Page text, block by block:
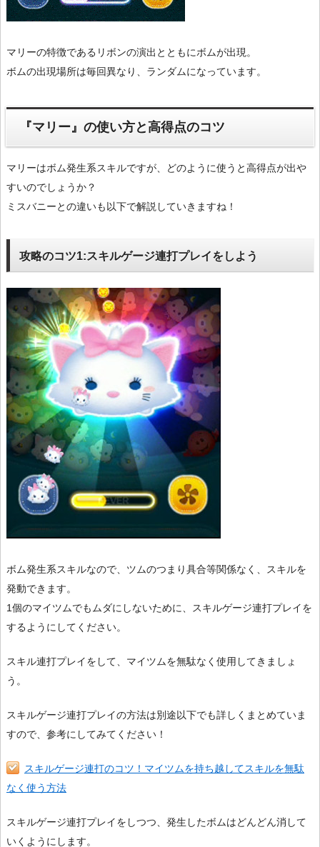
マリーの特徴であるリボンの演出とともにボムが出現。
ボムの出現場所は毎回異なり、ランダムになっています。
『マリー』の使い方と高得点のコツ
マリーはボム発生系スキルですが、どのように使うと高得点が出や
すいのでしょうか？
ミスバニーとの違いも以下で解説していきますね！
攻略のコツ1:スキルゲージ連打プレイをしよう
ボム発生系スキルなので、ツムのつまり具合等関係なく、スキルを
発動できます。
1個のマイツムでもムダにしないために、スキルゲージ連打プレイを
するようにしてください。
スキル連打プレイをして、マイツムを無駄なく使用してきましょ
う。
スキルゲージ連打プレイの方法は別途以下でも詳しくまとめていま
すので、参考にしてみてください！
スキルゲージ連打のコツ！マイツムを持ち越してスキルを無駄
なく使う方法
スキルゲージ連打プレイをしつつ、発生したボムはどんどん消して
いくようにします。